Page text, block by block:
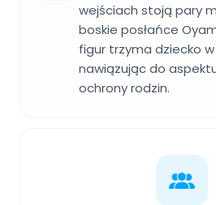
wejściach stoją pary
boskie posłańce
figur trzyma dziecko
nawiązując do
ochrony rodzin.